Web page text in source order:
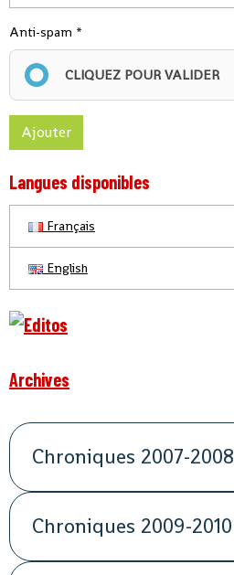
Anti-spam
CLIQUEZ POUR VALIDER
Ajouter
Langues disponibles
Français
English
Archives
Chroniques 2007-2008
Chroniques 2009-2010